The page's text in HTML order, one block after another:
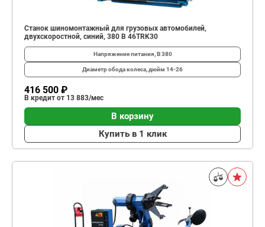
Станок шиномонтажный для грузовых автомобилей,
двухскоростной, синий, 380 В 46TRK30
Напряжение питания, В380
Диаметр обода колеса, дюйм 14-26
416 500 ₽
В кредит от 13 883/мес
В корзину
Купить в 1 клик